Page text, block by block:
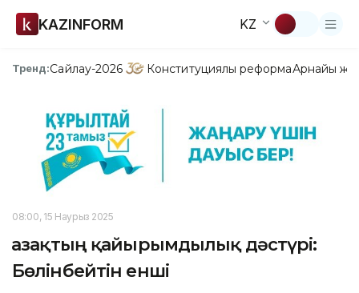
KAZINFORM KZ
Тренд:Сайлау-2026 Конституциялық реформаАрнайы
08:00, 15 Наурыз 2025
Қазақтың қайырымдылық дәстүрі:
Бөлінбейтін енші